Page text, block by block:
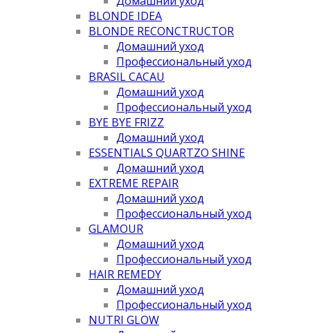
BLONDE IDEA
BLONDE RECONCTRUCTOR
Домашний уход
Профессиональный уход
BRASIL CACAU
Домашний уход
Профессиональный уход
BYE BYE FRIZZ
Домашний уход
ESSENTIALS QUARTZO SHINE
Домашний уход
EXTREME REPAIR
Домашний уход
Профессиональный уход
GLAMOUR
Домашний уход
Профессиональный уход
HAIR REMEDY
Домашний уход
Профессиональный уход
NUTRI GLOW